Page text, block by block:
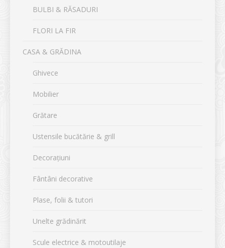
BULBI & RĂSADURI
FLORI LA FIR
CASA & GRĂDINA
Ghivece
Mobilier
Grătare
Ustensile bucătărie & grill
Decorațiuni
Fântâni decorative
Plase, folii & tutori
Unelte grădinărit
Scule electrice & motoutilaje